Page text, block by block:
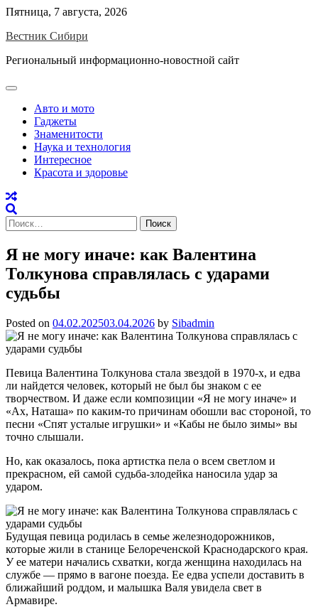
Skip
content
Пятница, 7 августа, 2026
Вестник Сибири
Региональный информационно-новостной сайт
Авто и мото
Гаджеты
Знаменитости
Наука и технология
Интересное
Красота и здоровье
Найти:
Я не могу иначе: как Валентина
Толкунова справлялась с ударами
судьбы
Posted on 04.02.202503.04.2026 by Sibadmin
Певица Валентина Толкунова стала звездой в 1970-х, и едва
ли найдется человек, который не был бы знаком с ее
творчеством. И даже если композиции «Я не могу иначе» и
«Ах, Наташа» по каким-то причинам обошли вас стороной, то
песни «Спят усталые игрушки» и «Кабы не было зимы» вы
точно слышали.
Но, как оказалось, пока артистка пела о всем светлом и
прекрасном, ей самой судьба-злодейка наносила удар за
ударом.
Будущая певица родилась в семье железнодорожников,
которые жили в станице Белореченской Краснодарского края.
У ее матери начались схватки, когда женщина находилась на
службе — прямо в вагоне поезда. Ее едва успели доставить в
ближайший роддом, и малышка Валя увидела свет в
Армавире.